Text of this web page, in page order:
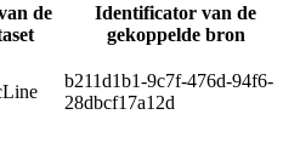
de
Identificator van de
gekoppelde bron
b211d1b1-9c7f-476d-94f6-
28dbcf17a12d